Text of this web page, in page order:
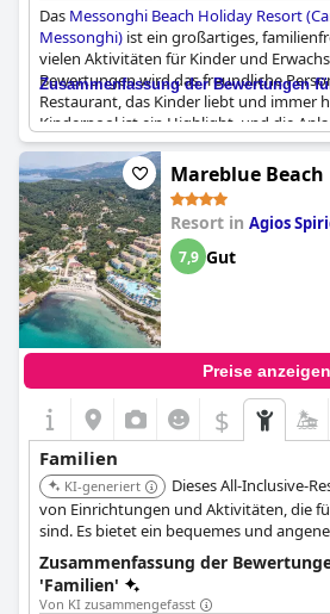
Das Messonghi Beach Holiday Resort
Messonghi) ist ein großartiges,
vielen Aktivitäten für Kinder und
Bewertungen wird das freundliche
Restaurant, das Kinder liebt und immer
Kinderpool ist ein Highlight, und die
von Aktivitäten und Einrichtungen für
Miniclub. Die Lage und die Einrichtungen
und es gibt Superior-Familienzimmer und
Bungalows. Die Rezensenten heben die
Einrichtungen des Resorts für Familien
darunter Spielplätze, große Bereiche für
Abendunterhaltung für alle
Resort für Familien mit kleinen Kindern
Zusammenfassung der Bewertungen
Mareblue Beach
Resort in Agios
7,9 Gut
Preise anzeigen
$
Familien
KI-generiert
Dieses All-Inclusive-
von Einrichtungen und Aktivitäten, die
sind. Es bietet ein bequemes und
mit All-Inclusive-Annehmlichkeiten.
Zusammenfassung der
'Familien'
Von KI zusammengefasst